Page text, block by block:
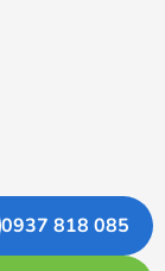
0937 818 085